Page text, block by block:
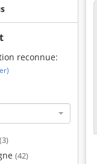
reconnue:
(3)
(42)